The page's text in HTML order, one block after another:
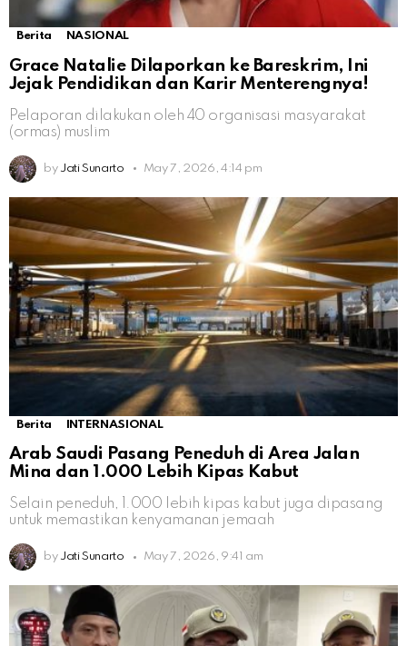
Berita NASIONAL
Grace Natalie Dilaporkan ke Bareskrim, Ini
Jejak Pendidikan dan Karir Menterengnya!
Pelaporan dilakukan oleh 40 organisasi masyarakat
(ormas) muslim
by Jati Sunarto May 7, 2026, 4:14 pm
Berita INTERNASIONAL
Arab Saudi Pasang Peneduh di Area Jalan
Mina dan 1.000 Lebih Kipas Kabut
Selain peneduh, 1.000 lebih kipas kabut juga dipasang
untuk memastikan kenyamanan jemaah
by Jati Sunarto May 7, 2026, 9:41 am